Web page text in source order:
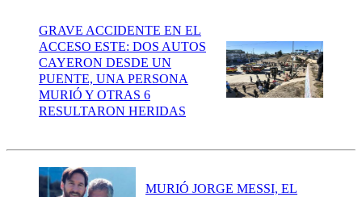
GRAVE ACCIDENTE EN EL
ACCESO ESTE: DOS AUTOS
CAYERON DESDE UN
PUENTE, UNA PERSONA
MURIÓ Y OTRAS 6
RESULTARON HERIDAS
MURIÓ JORGE MESSI, EL